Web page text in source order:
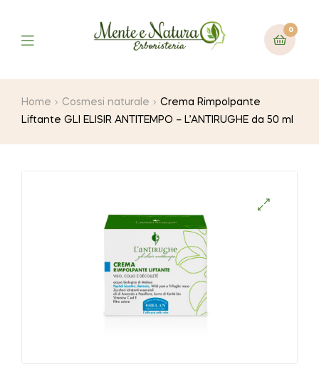
0
Home Cosmesi naturale
Crema Rimpolpante
Liftante GLI ELISIR ANTITEMPO – L’ANTIRUGHE da 50 ml